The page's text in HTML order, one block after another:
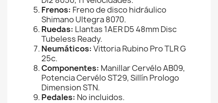
Frenos: Freno de disco hidráulico
Shimano Ultegra 8070.
Ruedas: Llantas 1AER D5 48mm Disc
Tubeless Ready.
Neumáticos: Vittoria Rubino Pro TLR G
25c.
Componentes: Manillar Cervélo AB09,
Potencia Cervélo ST29, Sillín Prologo
Dimension STN.
Pedales: No incluidos.